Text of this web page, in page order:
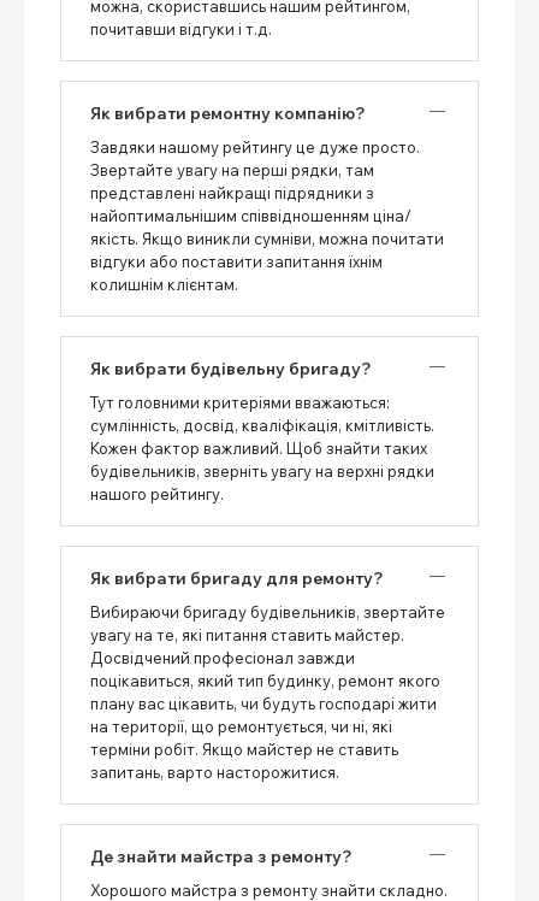
можна, скориставшись нашим рейтингом,
почитавши відгуки і т.д.
Як вибрати ремонтну компанію?
Завдяки нашому рейтингу це дуже просто.
Звертайте увагу на перші рядки, там
представлені найкращі підрядники з
найоптимальнішим співвідношенням ціна/
якість. Якщо виникли сумніви, можна почитати
відгуки або поставити запитання їхнім
колишнім клієнтам.
Як вибрати будівельну бригаду?
Тут головними критеріями вважаються:
сумлінність, досвід, кваліфікація, кмітливість.
Кожен фактор важливий. Щоб знайти таких
будівельників, зверніть увагу на верхні рядки
нашого рейтингу.
Як вибрати бригаду для ремонту?
Вибираючи бригаду будівельників, звертайте
увагу на те, які питання ставить майстер.
Досвідчений професіонал завжди
поцікавиться, який тип будинку, ремонт якого
плану вас цікавить, чи будуть господарі жити
на території, що ремонтується, чи ні, які
терміни робіт. Якщо майстер не ставить
запитань, варто насторожитися.
Де знайти майстра з ремонту?
Хорошого майстра з ремонту знайти складно.